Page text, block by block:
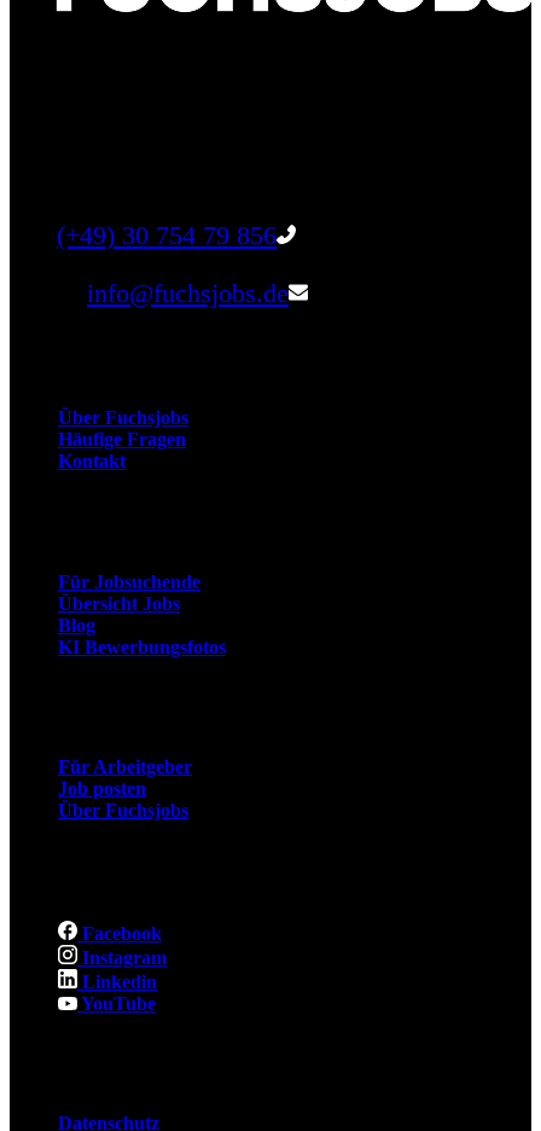
(+49) 30 754 79 856
info@fuchsjobs.de
Über Fuchsjobs
Häufige Fragen
Kontakt
Für Jobsuchende
Übersicht Jobs
Blog
KI Bewerbungsfotos
Für Arbeitgeber
Job posten
Über Fuchsjobs
Facebook
Instagram
Linkedin
YouTube
Datenschutz